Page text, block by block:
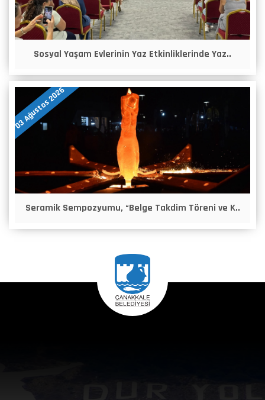
Sosyal Yaşam Evlerinin Yaz Etkinliklerinde Yaz..
03 Ağustos 2026
Seramik Sempozyumu, “Belge Takdim Töreni ve K..